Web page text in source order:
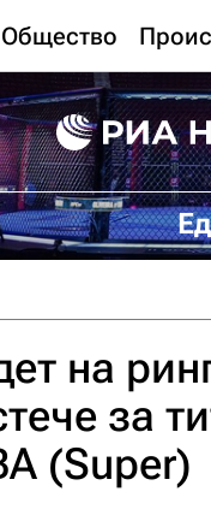
Общество
на
за
(Super)